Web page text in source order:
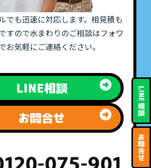
LINE
相
談
お
問
合
せ
でも迅速に対応します。相見積も
すので水まわりのご相談はフォワ
お気軽にご連絡ください。
LINE相談
お問合せ